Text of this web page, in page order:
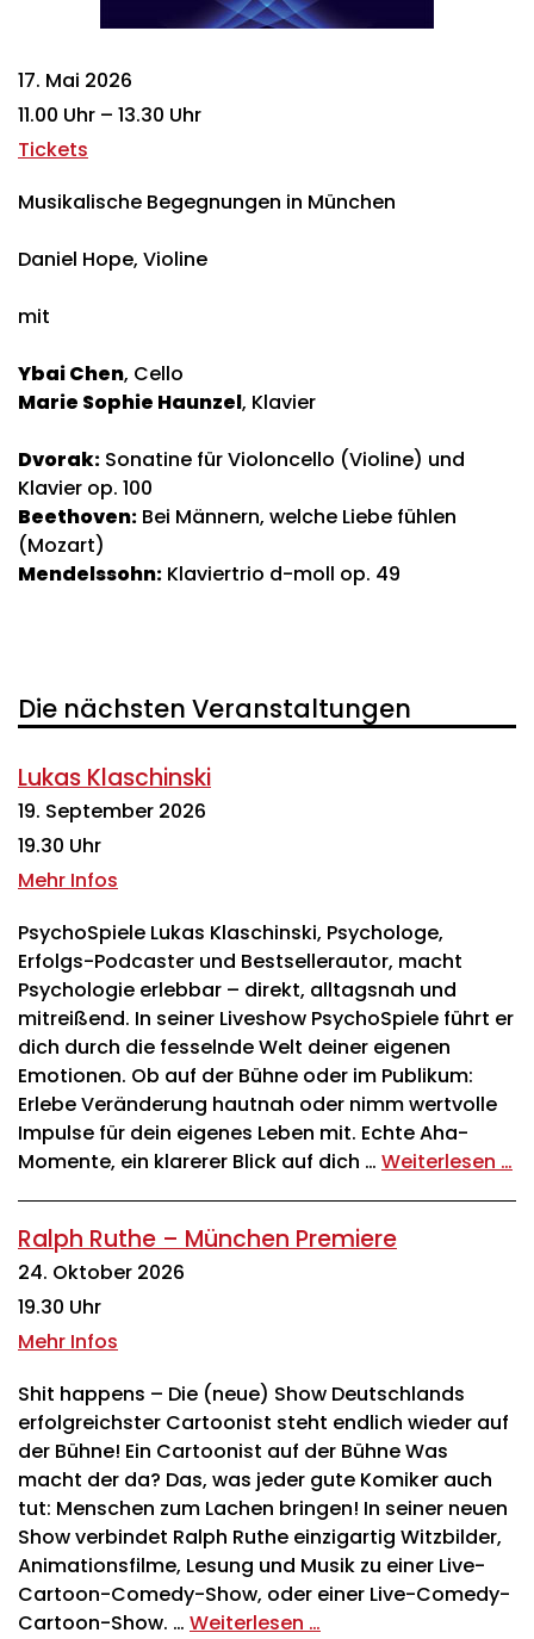
17. Mai 2026
11.00 Uhr – 13.30 Uhr
Tickets
Musikalische Begegnungen in München
Daniel Hope, Violine
mit
Ybai Chen, Cello
Marie Sophie Haunzel, Klavier
Dvorak: Sonatine für Violoncello (Violine) und
Klavier op. 100
Beethoven: Bei Männern, welche Liebe fühlen
(Mozart)
Mendelssohn: Klaviertrio d-moll op. 49
Die nächsten Veranstaltungen
Lukas Klaschinski
19. September 2026
19.30 Uhr
Mehr Infos
PsychoSpiele Lukas Klaschinski, Psychologe,
Erfolgs-Podcaster und Bestsellerautor, macht
Psychologie erlebbar – direkt, alltagsnah und
mitreißend. In seiner Liveshow PsychoSpiele führt er
dich durch die fesselnde Welt deiner eigenen
Emotionen. Ob auf der Bühne oder im Publikum:
Erlebe Veränderung hautnah oder nimm wertvolle
Impulse für dein eigenes Leben mit. Echte Aha-
Momente, ein klarerer Blick auf dich … Weiterlesen …
Ralph Ruthe – München Premiere
24. Oktober 2026
19.30 Uhr
Mehr Infos
Shit happens – Die (neue) Show Deutschlands
erfolgreichster Cartoonist steht endlich wieder auf
der Bühne! Ein Cartoonist auf der Bühne Was
macht der da? Das, was jeder gute Komiker auch
tut: Menschen zum Lachen bringen! In seiner neuen
Show verbindet Ralph Ruthe einzigartig Witzbilder,
Animationsfilme, Lesung und Musik zu einer Live-
Cartoon-Comedy-Show, oder einer Live-Comedy-
Cartoon-Show. … Weiterlesen …